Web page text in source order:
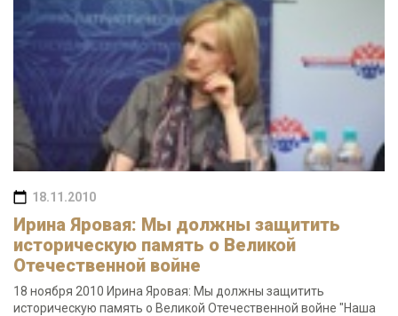
18.11.2010
Ирина Яровая: Мы должны защитить
историческую память о Великой
Отечественной войне
18 ноября 2010 Ирина Яровая: Мы должны защитить
историческую память о Великой Отечественной войне "Наша